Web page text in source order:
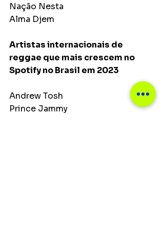
Nação Nesta
Alma Djem
Artistas internacionais de
reggae que mais crescem no
Spotify no Brasil em 2023
Andrew Tosh
Prince Jammy